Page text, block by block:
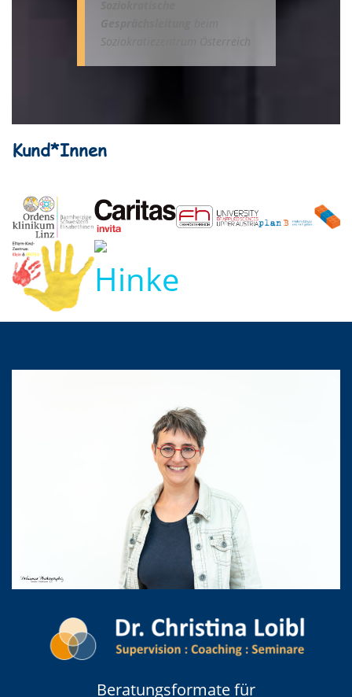
Gesprächsleitung
Soziokratiezentrum Österreich
Kund*Innen
Beratungsformate für